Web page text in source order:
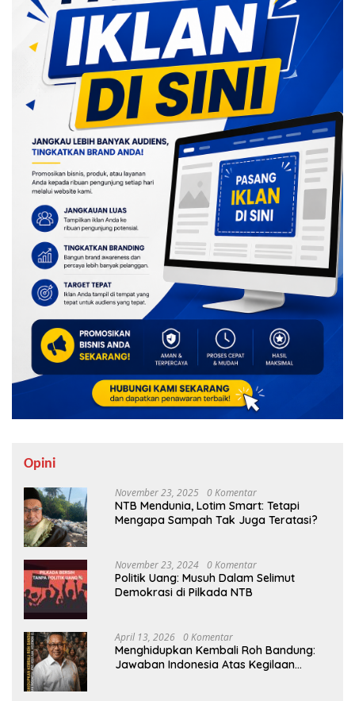
Opini
November 23, 2025 0 Komentar
NTB Mendunia, Lotim Smart: Tetapi
Mengapa Sampah Tak Juga Teratasi?
November 23, 2024 0 Komentar
Politik Uang: Musuh Dalam Selimut
Demokrasi di Pilkada NTB
April 13, 2026 0 Komentar
Menghidupkan Kembali Roh Bandung:
Jawaban Indonesia Atas Kegilaan